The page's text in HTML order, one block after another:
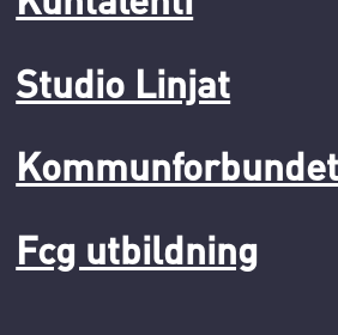
Studio Linjat
Fcg utbildning